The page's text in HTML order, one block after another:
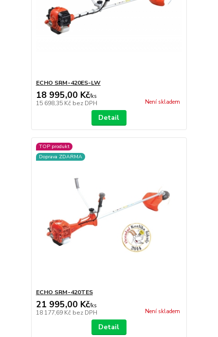
ECHO SRM-420ES-LW
18 995,00 Kč/ks
15 698,35 Kč bez DPH Není skladem
Detail
TOP produkt
Doprava ZDARMA
ECHO SRM-420TES
21 995,00 Kč/ks
18 177,69 Kč bez DPH Není skladem
Detail